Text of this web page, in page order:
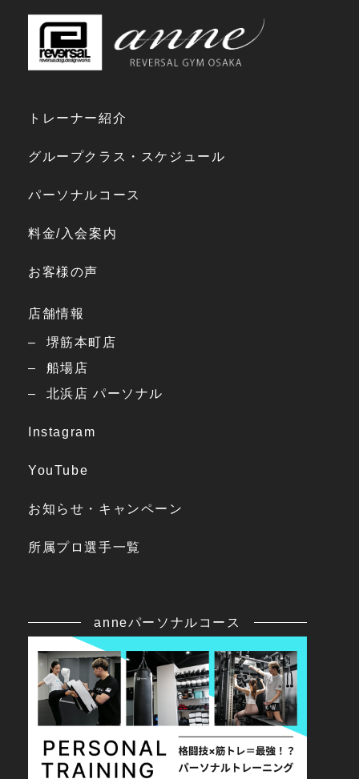
トレーナー紹介
グループクラス・スケジュール
パーソナルコース
料金/入会案内
お客様の声
店舗情報
堺筋本町店
船場店
北浜店 パーソナル
Instagram
YouTube
お知らせ・キャンペーン
所属プロ選手一覧
anneパーソナルコース